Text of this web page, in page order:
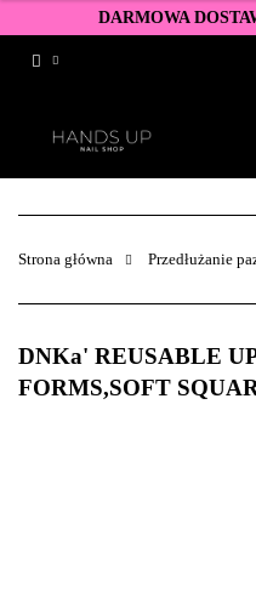
DARMOWA
Strona główna Przedłużanie
DNKa' REUSABLE
FORMS,SOFT